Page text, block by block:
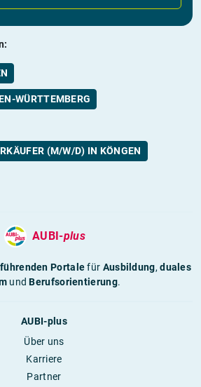
WÜRTTEMBERG
(M/W/D) IN KÖNGEN
AUBI-plus
führenden Portalefür Ausbildung,duales
undBerufsorientierung.
AUBI-plus
Über uns
Karriere
Partner